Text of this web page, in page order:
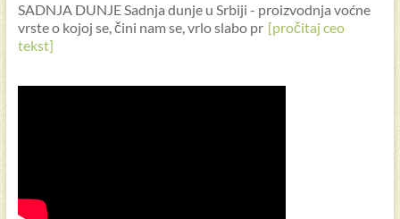
SADNJA DUNJE Sadnja dunje u Srbiji - proizvodnja voćne
vrste o kojoj se, čini nam se, vrlo slabo pr [pročitaj ceo
tekst]